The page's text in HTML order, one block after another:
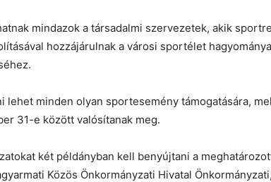
mindazok a társadalmi szervezetek, akik
hozzájárulnak a városi sportélet
lehet minden olyan sportesemény támogatására,
31-e között valósítanak meg.
két példányban kell benyújtani a
Közös Önkormányzati Hivatal